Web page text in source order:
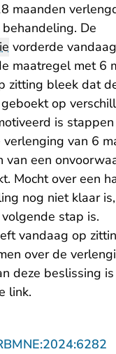
maanden
De
vorderde
maatregel met 6
zitting bleek dat
op
is
verlenging van 6
van een
Mocht over een
nog niet klaar
stap is.
vandaag op
over de
deze beslissing
link.